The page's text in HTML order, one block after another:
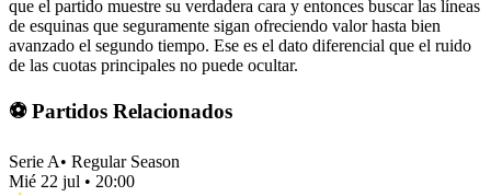
que el partido muestre su verdadera cara y entonces buscar las líneas
de esquinas que seguramente sigan ofreciendo valor hasta bien
avanzado el segundo tiempo. Ese es el dato diferencial que el ruido
de las cuotas principales no puede ocultar.
⚽ Partidos Relacionados
Serie A• Regular Season
Mié 22 jul • 20:00